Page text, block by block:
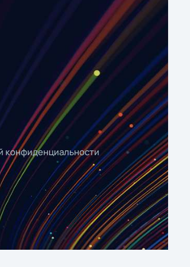
конфиденциальности